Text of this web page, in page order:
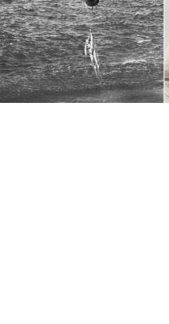
Časopis
Sledujte prima+
Přihlášení
Grissom se musel
modulu. Naštěstí se